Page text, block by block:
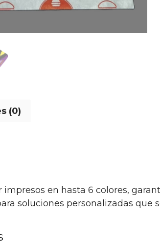
(0)
impresos en hasta 6 colores,
soluciones personalizadas que